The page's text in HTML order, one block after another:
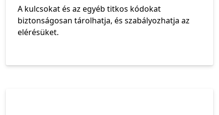
A kulcsokat és az egyéb titkos kódokat
biztonságosan tárolhatja, és szabályozhatja az
elérésüket.